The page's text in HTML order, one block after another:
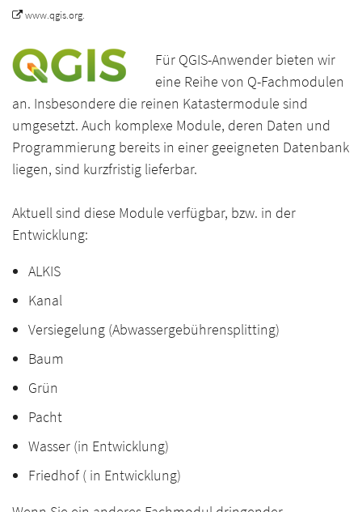
www.qgis.org.
Für QGIS-Anwender bieten wir
eine Reihe von Q-Fachmodulen
an. Insbesondere die reinen Katastermodule sind
umgesetzt. Auch komplexe Module, deren Daten und
Programmierung bereits in einer geeigneten Datenbank
liegen, sind kurzfristig lieferbar.
Aktuell sind diese Module verfügbar, bzw. in der
Entwicklung:
ALKIS
Kanal
Versiegelung (Abwassergebührensplitting)
Baum
Grün
Pacht
Wasser (in Entwicklung)
Friedhof ( in Entwicklung)